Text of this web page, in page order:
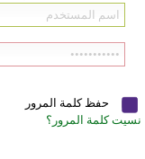
حفظ كلمة المرور
نسيت كلمة المرور؟